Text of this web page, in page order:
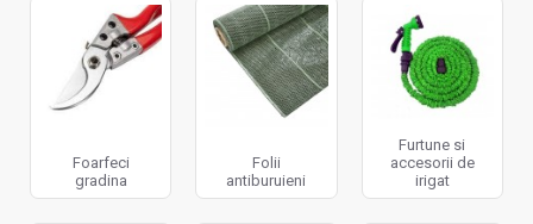
Foarfeci
gradina
Folii
antiburuieni
Furtune si
accesorii de
irigat